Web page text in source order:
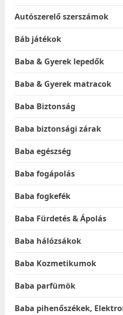
Autószerelő szerszámok
Báb játékok
Baba & Gyerek lepedők
Baba & Gyerek matracok
Baba Biztonság
Baba biztonsági zárak
Baba egészség
Baba fogápolás
Baba fogkefék
Baba Fürdetés & Ápolás
Baba hálózsákok
Baba Kozmetikumok
Baba parfümök
Baba pihenőszékek,